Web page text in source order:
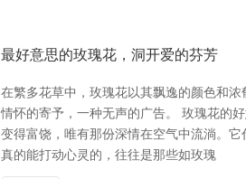
最好意思的玫瑰花，洞开爱的芬芳
在繁多花草中，玫瑰花以其飘逸的颜色和
情怀的寄予，一种无声的广告。 玫瑰花的
变得富饶，唯有那份深情在空气中流淌。
真的能打动心灵的，往往是那些如玫瑰